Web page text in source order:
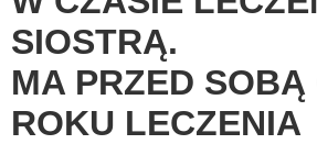
SIOSTRĄ.
MA PRZED
ROKU LECZENIA